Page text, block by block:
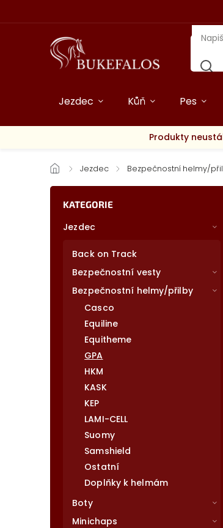
Jezdec Kůň Pes
Produkty
/ Jezdec / Bezpečnostní helmy/
KATEGORIE
Jezdec
Back on Track
Bezpečnostní vesty
Bezpečnostní helmy/přilby
Casco
Equiline
Equitheme
GPA
HKM
KASK
KEP
LAMI-CELL
Suomy
Samshield
Ostatní
Doplňky k helmám
Boty
Minichaps